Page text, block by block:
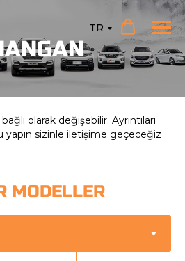
TR
olarak değişebilir. Ayrıntıları
yapın sizinle iletişime geçeceğiz
MODELLER